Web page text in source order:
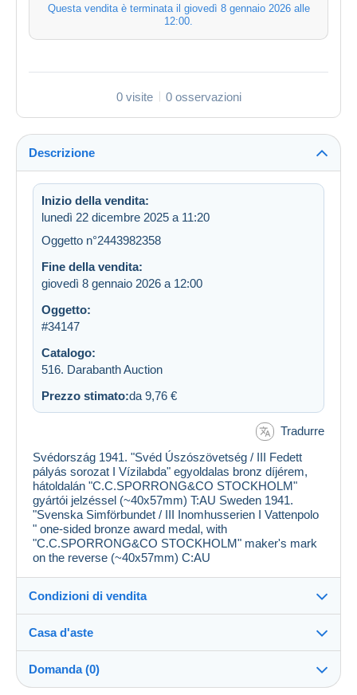
Questa vendita è terminata il giovedì 8 gennaio 2026 alle
12:00
0 visite 0 osservazioni
Descrizione
Inizio della vendita:
lunedì 22 dicembre 2025 a 11:20
Oggetto n°2443982358
Fine della vendita:
giovedì 8 gennaio 2026 a 12:00
Oggetto:
#34147
Catalogo:
516. Darabanth Auction
Prezzo stimato:da 9,76 €
Tradurre
Svédország 1941. "Svéd Úszószövetség / III Fedett
pályás sorozat I Vízilabda" egyoldalas bronz díjérem,
hátoldalán "C.C.SPORRONG&CO STOCKHOLM"
gyártói jelzéssel (~40x57mm) T:AU Sweden 1941.
"Svenska Simförbundet / III Inomhusserien I Vattenpolo
" one-sided bronze award medal, with
"C.C.SPORRONG&CO STOCKHOLM" maker's mark
on the reverse (~40x57mm) C:AU
Condizioni di vendita
Casa d'aste
Domanda (0)